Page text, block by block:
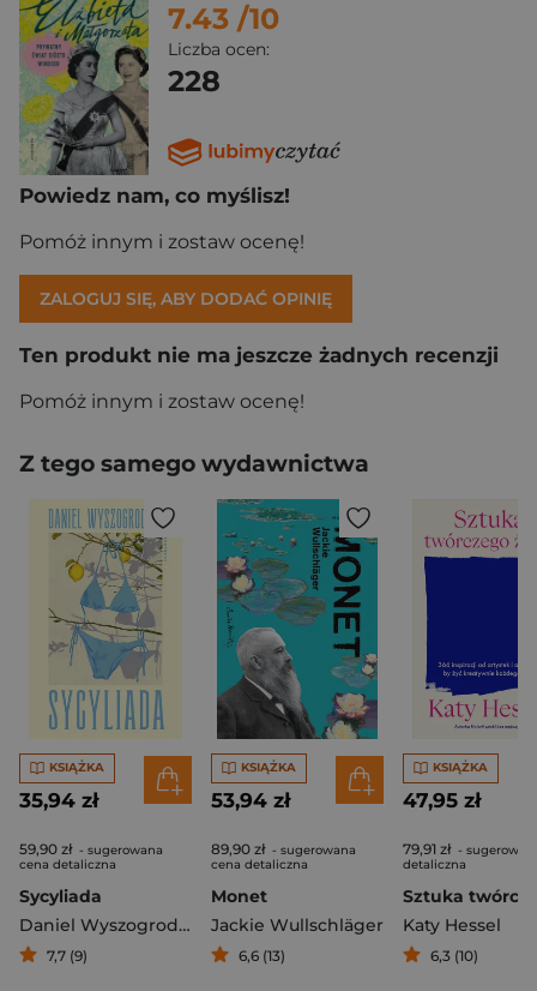
7.43 /10
Liczba ocen:
228
Powiedz nam, co myślisz!
Pomóż innym i zostaw ocenę!
ZALOGUJ SIĘ, ABY DODAĆ OPINIĘ
Ten produkt nie ma jeszcze żadnych recenzji
Pomóż innym i zostaw ocenę!
Z tego samego wydawnictwa
KSIĄŻKA
35,94 zł
59,90 zł - sugerowana
cena detaliczna
Sycyliada
Daniel Wyszogrodzki
7,7 (9)
KSIĄŻKA
53,94 zł
89,90 zł - sugerowana
cena detaliczna
Monet
Jackie Wullschläger
6,6 (13)
KSIĄŻKA
47,95 zł
79,91 zł -
detaliczna
Katy Hessel
6,3 (10)